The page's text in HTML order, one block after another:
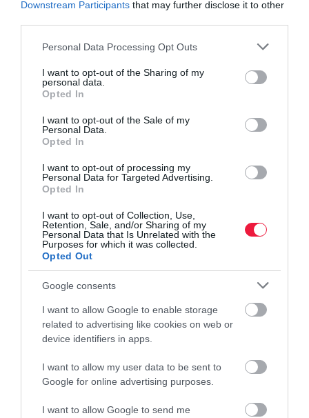
Downstream Participants that may further disclose it to other
Please note that this website/app uses one or more Google
not limited to your visit or usage behaviour. You may click to
grant or deny consent to Google and its third-party tags to
use your data for below specified purposes in below Google
consent section.
Personal Data Processing Opt Outs
I want to opt-out of the Sharing of my
personal data.
Opted In
I want to opt-out of the Sale of my
Personal Data.
Opted In
I want to opt-out of processing my
Personal Data for Targeted Advertising.
Opted In
I want to opt-out of Collection, Use,
Retention, Sale, and/or Sharing of my
Personal Data that Is Unrelated with the
Purposes for which it was collected.
Opted Out
Google consents
I want to allow Google to enable storage
related to advertising like cookies on web or
device identifiers in apps.
I want to allow my user data to be sent to
Google for online advertising purposes.
I want to allow Google to send me
Ezeket a készségeket nem váltja ki a mesterséges
intelligencia
kognitív képességek, amelyeket az algoritmusok nem tudnak
helyettesíteni. Melyek is ezek?